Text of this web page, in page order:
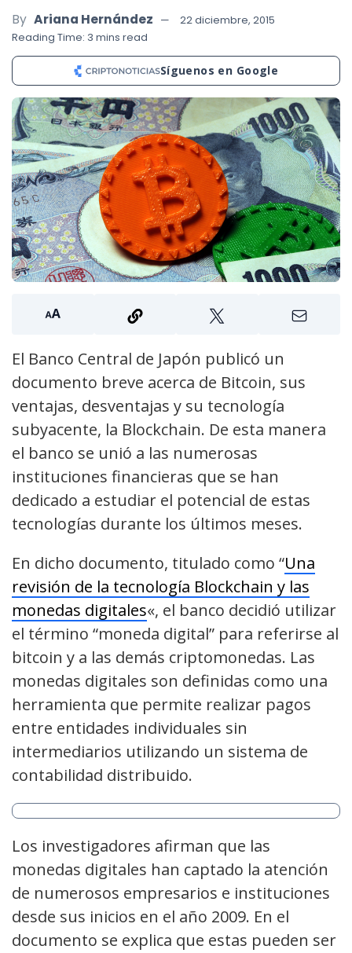
By Ariana Hernández
22 diciembre, 2015
Reading Time: 3 mins read
Síguenos en Google
El Banco Central de Japón publicó un
documento breve acerca de Bitcoin, sus
ventajas, desventajas y su tecnología
subyacente, la Blockchain. De esta manera
el banco se unió a las numerosas
instituciones financieras que se han
dedicado a estudiar el potencial de estas
tecnologías durante los últimos meses.
En dicho documento, titulado como “Una
revisión de la tecnología Blockchain y las
monedas digitales«, el banco decidió utilizar
el término “moneda digital” para referirse al
bitcoin y a las demás criptomonedas. Las
monedas digitales son definidas como una
herramienta que permite realizar pagos
entre entidades individuales sin
intermediarios utilizando un sistema de
contabilidad distribuido.
Los investigadores afirman que las
monedas digitales han captado la atención
de numerosos empresarios e instituciones
desde sus inicios en el año 2009. En el
documento se explica que estas pueden ser